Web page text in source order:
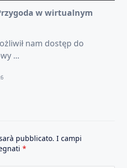
w wirtualnym
nam dostęp do
...
pubblicato. I campi
*